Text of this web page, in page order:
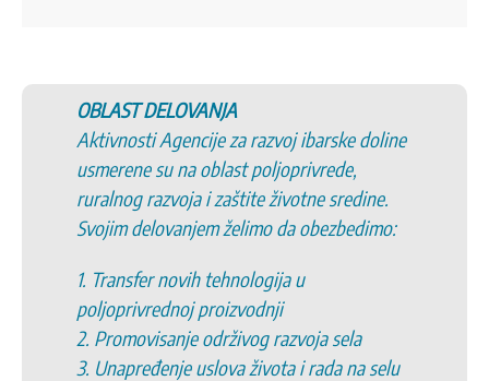
OBLAST DELOVANJA
Aktivnosti Agencije za razvoj ibarske doline
usmerene su na oblast poljoprivrede,
ruralnog razvoja i zaštite životne sredine.
Svojim delovanjem želimo da obezbedimo:
1. Transfer novih tehnologija u
poljoprivrednoj proizvodnji
2. Promovisanje održivog razvoja sela
3. Unapređenje uslova života i rada na selu